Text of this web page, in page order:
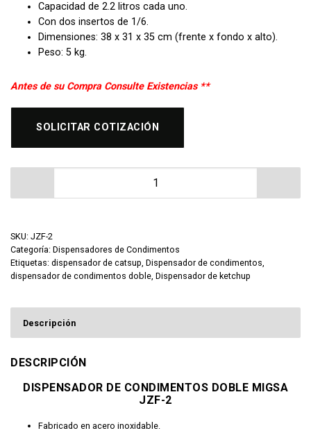
Capacidad de 2.2 litros cada uno.
Con dos insertos de 1/6.
Dimensiones: 38 x 31 x 35 cm (frente x fondo x alto).
Peso: 5 kg.
Antes de su Compra Consulte Existencias **
SOLICITAR COTIZACIÓN
Dispensador de Condimentos Doble Migsa JZF-2
SKU: JZF-2
Categoría: Dispensadores de Condimentos
Etiquetas: dispensador de catsup, Dispensador de condimentos,
dispensador de condimentos doble, Dispensador de ketchup
Descripción
DESCRIPCIÓN
DISPENSADOR DE CONDIMENTOS DOBLE MIGSA
JZF-2
Fabricado en acero inoxidable.